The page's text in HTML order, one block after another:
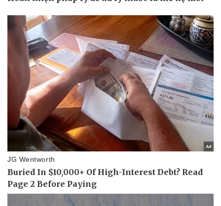
Thể thao
Lịch thi đấu bóng đá
Thế giới thể thao
eSports
Hậu trường
Ô tô - Xe máy
Ô tô
Xe máy